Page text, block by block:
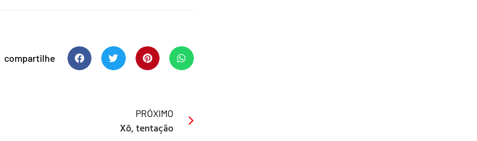
compartilhe
PRÓXIMO
Xô, tentação